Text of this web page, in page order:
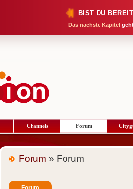
BIST DU
Das nächste Kapitel
Channels Forum
Forum » Forum